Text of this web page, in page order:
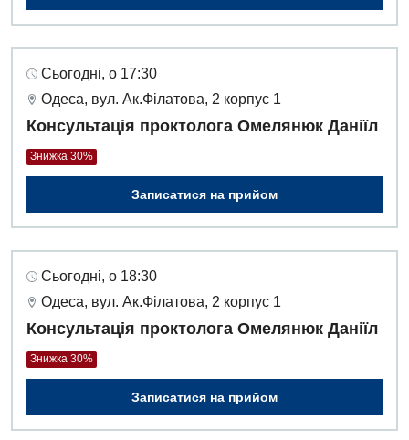
Дитяча дерматовенерологія
Дитяча кардіоревматологія
Дитяча неврологія
Дитяча ортопедія і травматологія
Дитяча урологія
Педіатрія
Сьогодні, о 17:30
Одеса, вул. Ак.Філатова, 2 корпус 1
Консультація проктолога Омелянюк Даніїл
Знижка 30%
Записатися на прийом
Сьогодні, о 18:30
Одеса, вул. Ак.Філатова, 2 корпус 1
Консультація проктолога Омелянюк Даніїл
Знижка 30%
Записатися на прийом